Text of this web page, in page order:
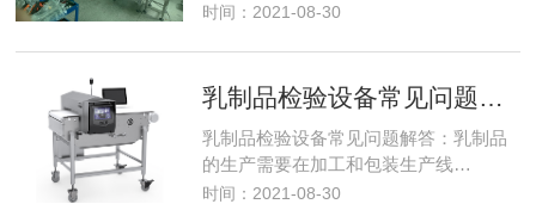
时间：2021-08-30
乳制品检验设备常见问题解答
乳制品检验设备常见问题解答：乳制品
的生产需要在加工和包装生产线…
时间：2021-08-30